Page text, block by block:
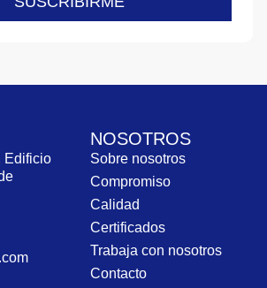
Edificio
NOSOTROS
Sobre nosotros
Compromiso
Calidad
Certificados
Trabaja con nosotros
Contacto